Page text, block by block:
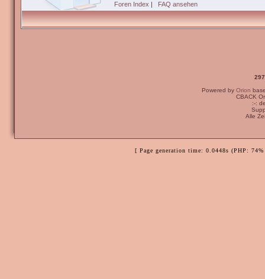
Foren Index | FAQ ansehen
Powered by Orion
CBACK
:-:
Alle
[ Page generation time: 0.0448s (PHP: